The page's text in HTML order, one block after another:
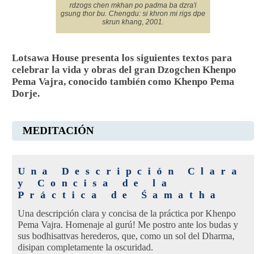
rdzogs chen mkhan po padma ba dzra'i
gsung thor bu. Chengdu: si khron mi rigs dpe
skrun khang, 2001.
Lotsawa House presenta los siguientes textos para
celebrar la vida y obras del gran Dzogchen Khenpo
Pema Vajra, conocido también como Khenpo Pema
Dorje.
MEDITACIÓN
Una Descripción Clara
y Concisa de la
Práctica de Śamatha
Una descripción clara y concisa de la práctica por Khenpo
Pema Vajra. Homenaje al gurú! Me postro ante los budas y
sus bodhisattvas herederos, que, como un sol del Dharma,
disipan completamente la oscuridad.